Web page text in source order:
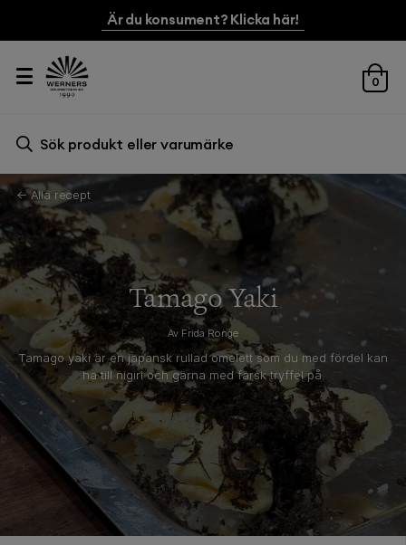
Är du konsument? Klicka här!
0
Sök
← Alla recept
Tamago Yaki
Av Frida Ronge
Tamago yaki är en japansk rullad omelett som du med fördel kan
ha till nigiri och gärna med färsk tryffel på.